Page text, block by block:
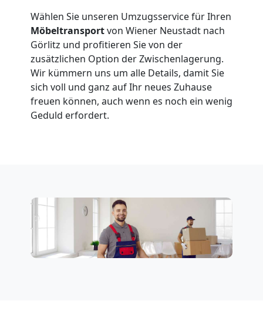
Wählen Sie unseren Umzugsservice für Ihren
Möbeltransportvon Wiener Neustadt nach
Görlitz und profitieren Sie von der
zusätzlichen Option der Zwischenlagerung.
Wir kümmern uns um alle Details, damit Sie
sich voll und ganz auf Ihr neues Zuhause
freuen können, auch wenn es noch ein wenig
Geduld erfordert.
Neustadt
Anfrage
Möbeltransport
International
Beiladung